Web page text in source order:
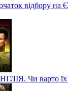
відбору на
Чи варто їх